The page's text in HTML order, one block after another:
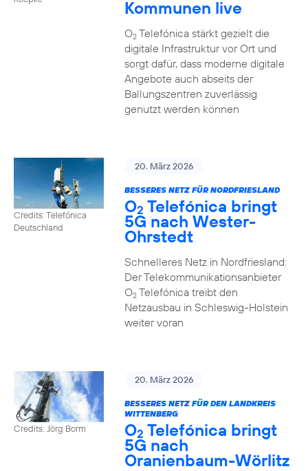
Kommunen live
O2Telefónica stärkt gezielt die
digitale Infrastruktur vor Ort und
sorgt dafür, dass moderne digitale
Angebote auch abseits der
Ballungszentren zuverlässig
genutzt werden können
Credits: Telefónica
Deutschland
20. März 2026
BESSERES NETZ FÜR NORDFRIESLAND
O2 Telefónica bringt
5G nach Wester-
Ohrstedt
Schnelleres Netz in Nordfriesland:
Der Telekommunikationsanbieter
O2Telefónica treibt den
Netzausbau in Schleswig-Holstein
weiter voran
Credits: Jörg Borm
20. März 2026
BESSERES NETZ FÜR DEN LANDKREIS
WITTENBERG
O2 Telefónica bringt
5G nach
Oranienbaum-Wörlitz